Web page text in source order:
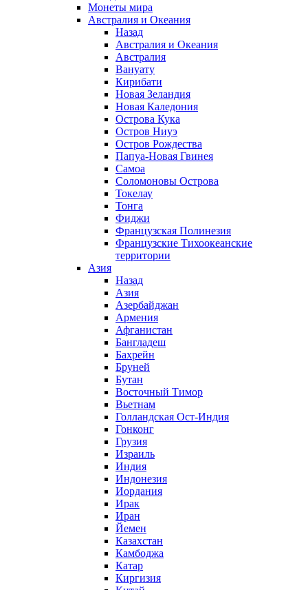
Монеты мира
Австралия и Океания
Назад
Австралия и Океания
Австралия
Вануату
Кирибати
Новая Зеландия
Новая Каледония
Острова Кука
Остров Ниуэ
Остров Рождества
Папуа-Новая Гвинея
Самоа
Соломоновы Острова
Токелау
Тонга
Фиджи
Французская Полинезия
Французские Тихоокеанские
территории
Азия
Назад
Азия
Азербайджан
Армения
Афганистан
Бангладеш
Бахрейн
Бруней
Бутан
Восточный Тимор
Вьетнам
Голландская Ост-Индия
Гонконг
Грузия
Израиль
Индия
Индонезия
Иордания
Ирак
Иран
Йемен
Казахстан
Камбоджа
Катар
Киргизия